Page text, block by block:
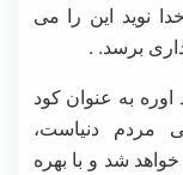
نوید این را می
برسد. .
به عنوان کود
مردم دنیاست،
شد و با بهره